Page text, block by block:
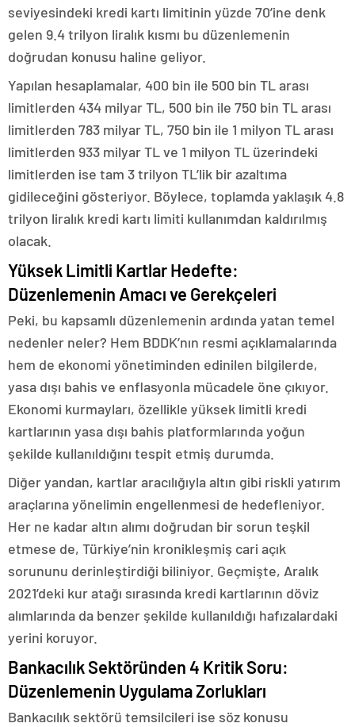
seviyesindeki kredi kartı limitinin yüzde 70’ine denk
gelen 9.4 trilyon liralık kısmı bu düzenlemenin
doğrudan konusu haline geliyor.
Yapılan hesaplamalar, 400 bin ile 500 bin TL arası
limitlerden 434 milyar TL, 500 bin ile 750 bin TL arası
limitlerden 783 milyar TL, 750 bin ile 1 milyon TL arası
limitlerden 933 milyar TL ve 1 milyon TL üzerindeki
limitlerden ise tam 3 trilyon TL’lik bir azaltıma
gidileceğini gösteriyor. Böylece, toplamda yaklaşık 4.8
trilyon liralık kredi kartı limiti kullanımdan kaldırılmış
olacak.
Yüksek Limitli Kartlar Hedefte:
Düzenlemenin Amacı ve Gerekçeleri
Peki, bu kapsamlı düzenlemenin ardında yatan temel
nedenler neler? Hem BDDK’nın resmi açıklamalarında
hem de ekonomi yönetiminden edinilen bilgilerde,
yasa dışı bahis ve enflasyonla mücadele öne çıkıyor.
Ekonomi kurmayları, özellikle yüksek limitli kredi
kartlarının yasa dışı bahis platformlarında yoğun
şekilde kullanıldığını tespit etmiş durumda.
Diğer yandan, kartlar aracılığıyla altın gibi riskli yatırım
araçlarına yönelimin engellenmesi de hedefleniyor.
Her ne kadar altın alımı doğrudan bir sorun teşkil
etmese de, Türkiye’nin kronikleşmiş cari açık
sorununu derinleştirdiği biliniyor. Geçmişte, Aralık
2021’deki kur atağı sırasında kredi kartlarının döviz
alımlarında da benzer şekilde kullanıldığı hafızalardaki
yerini koruyor.
Bankacılık Sektöründen 4 Kritik Soru:
Düzenlemenin Uygulama Zorlukları
Bankacılık sektörü temsilcileri ise söz konusu